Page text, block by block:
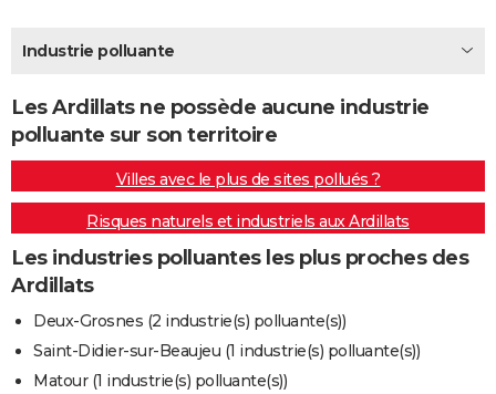
BONS PLANS
CARTE DE VOEUX
Carte de Noël
Carte Bonne année
Carte Saint-Valentin
Carte Pâques
Carte d'anniversaire
DICTIONNAIRE
Dictionnaire
Biographies
Citations
Expressions
Proverbes
PROGRAMME TV
COPAINS D'AVANT
AVIS DE DÉCÈS
FORUM
Industrie polluante
Les Ardillats ne possède aucune industrie
polluante sur son territoire
Villes avec le plus de sites pollués ?
Risques naturels et industriels aux Ardillats
Les industries polluantes les plus proches des
Ardillats
Deux-Grosnes (2 industrie(s) polluante(s))
Saint-Didier-sur-Beaujeu (1 industrie(s) polluante(s))
Matour (1 industrie(s) polluante(s))